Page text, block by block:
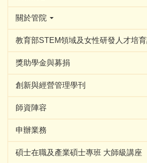
關於管院
教育部STEM領域及女性研發人才培
獎助學金與募捐
創新與經營管理學刊
師資陣容
申辦業務
碩士在職及產業碩士專班 大師級講座